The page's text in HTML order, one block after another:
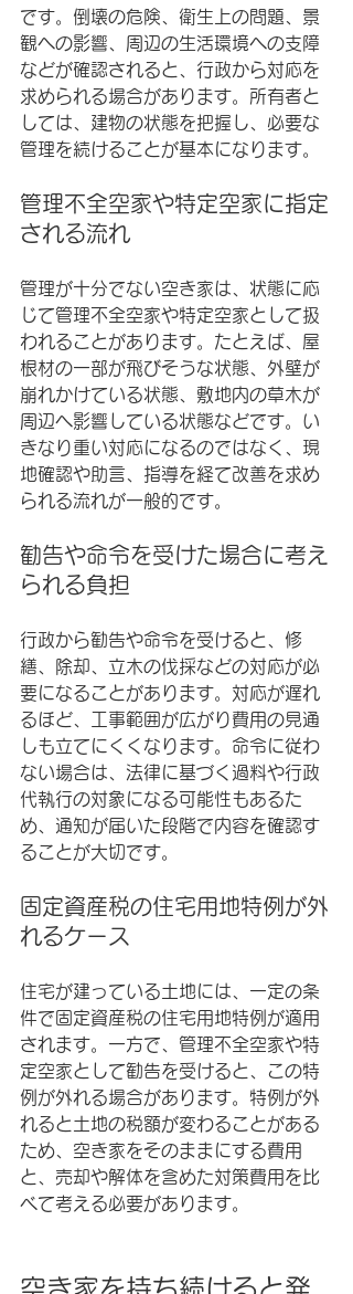
です。倒壊の危険、衛生上の問題、景
観への影響、周辺の生活環境への支障
などが確認されると、行政から対応を
求められる場合があります。所有者と
しては、建物の状態を把握し、必要な
管理を続けることが基本になります。
管理不全空家や特定空家に指定
される流れ
管理が十分でない空き家は、状態に応
じて管理不全空家や特定空家として扱
われることがあります。たとえば、屋
根材の一部が飛びそうな状態、外壁が
崩れかけている状態、敷地内の草木が
周辺へ影響している状態などです。い
きなり重い対応になるのではなく、現
地確認や助言、指導を経て改善を求め
られる流れが一般的です。
勧告や命令を受けた場合に考え
られる負担
行政から勧告や命令を受けると、修
繕、除却、立木の伐採などの対応が必
要になることがあります。対応が遅れ
るほど、工事範囲が広がり費用の見通
しも立てにくくなります。命令に従わ
ない場合は、法律に基づく過料や行政
代執行の対象になる可能性もあるた
め、通知が届いた段階で内容を確認す
ることが大切です。
固定資産税の住宅用地特例が外
れるケース
住宅が建っている土地には、一定の条
件で固定資産税の住宅用地特例が適用
されます。一方で、管理不全空家や特
定空家として勧告を受けると、この特
例が外れる場合があります。特例が外
れると土地の税額が変わることがある
ため、空き家をそのままにする費用
と、売却や解体を含めた対策費用を比
べて考える必要があります。
空き家を持ち続けると発